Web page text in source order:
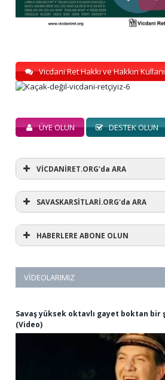
Vicdani Ret Hakkı ve Hakkın
ÜYE OLUN DESTEK OLUN
VİCDANİRET.ORG'da ARA
SAVASKARSİTLARİ.ORG'da ARA
HABERLERE ABONE OLUN
VIDEOLARIMIZ
Savaş yüksek oktavlı gayet boktan bir
(Video)